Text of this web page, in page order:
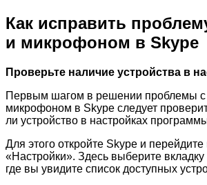
Как исправить
и микрофоном в Skype
Проверьте наличие устройства в
Первым шагом в решении проблемы с
микрофоном в Skype следует
ли устройство в настройках
Для этого откройте Skype и перейдите
«Настройки». Здесь выберите
где вы увидите список доступных